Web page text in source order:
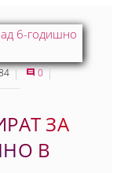
0
ЗА
В